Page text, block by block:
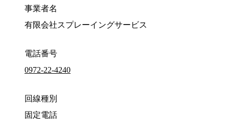
事業者名
有限会社スプレーイングサービス
電話番号
0972-22-4240
回線種別
固定電話